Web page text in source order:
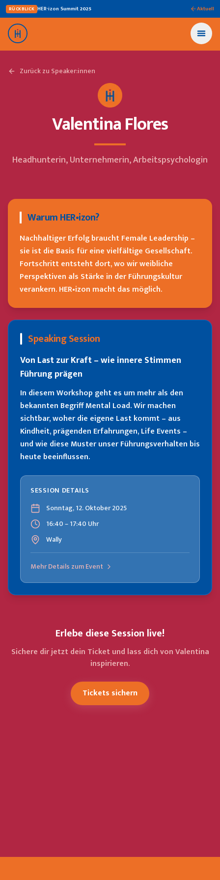
RÜCKBLICK HER·izon Summit2025 Aktuell
Zurück zu Speaker:innen
Valentina Flores
Headhunterin, Unternehmerin, Arbeitspsychologin
Warum HER•izon?
Nachhaltiger Erfolg braucht Female Leadership –
sie ist die Basis für eine vielfältige Gesellschaft.
Fortschritt entsteht dort, wo wir weibliche
Perspektiven als Stärke in der Führungskultur
verankern. HER•izon macht das möglich.
Speaking Session
Von Last zur Kraft – wie innere Stimmen
Führung prägen
In diesem Workshop geht es um mehr als den
bekannten Begriff Mental Load. Wir machen
sichtbar, woher die eigene Last kommt – aus
Kindheit, prägenden Erfahrungen, Life Events –
und wie diese Muster unser Führungsverhalten bis
heute beeinflussen.
SESSION DETAILS
Sonntag, 12. Oktober 2025
16:40 – 17:40 Uhr
Wally
Mehr Details zum Event
Erlebe diese Session live!
Sichere dir jetzt dein Ticket und lass dich von Valentina
inspirieren.
Tickets sichern